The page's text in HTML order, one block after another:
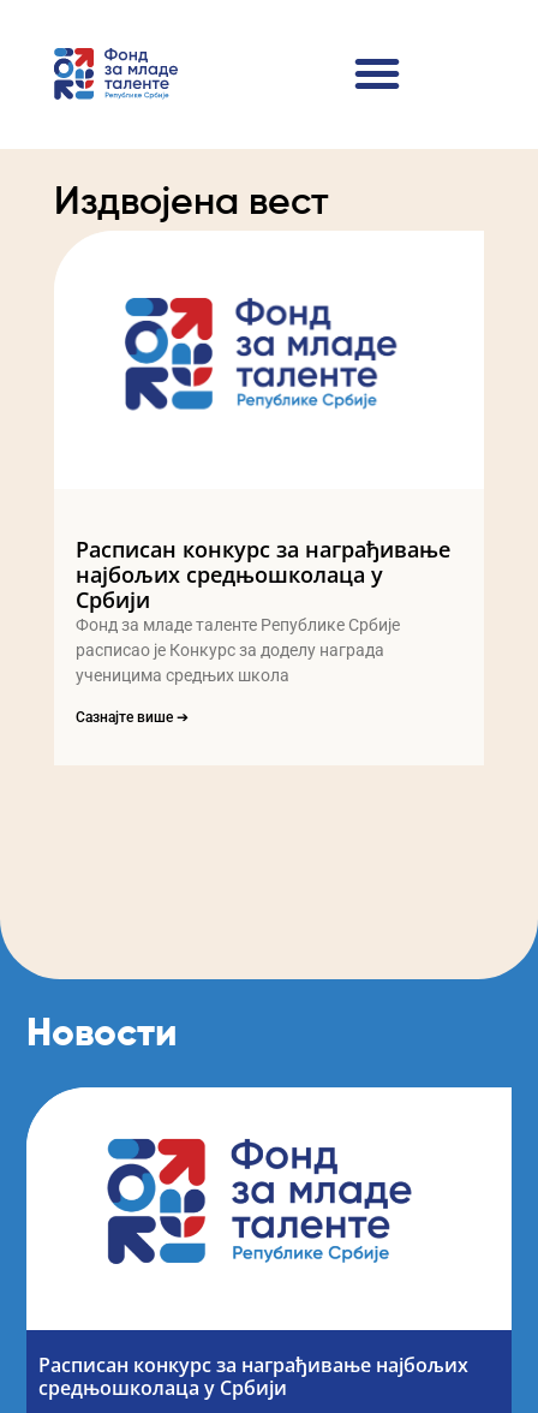
Издвојена вест
Расписан конкурс за награђивање
најбољих средњошколаца у
Србији
Фонд за младе таленте Републике Србије
расписао је Конкурс за доделу награда
ученицима средњих школа
Сазнајте више ➔
Новости
Расписан конкурс за награђивање најбољих
средњошколаца у Србији